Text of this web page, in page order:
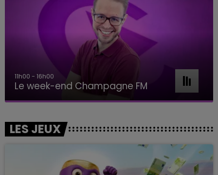
11h00 - 16h00
Le week-end Champagne FM
LES JEUX